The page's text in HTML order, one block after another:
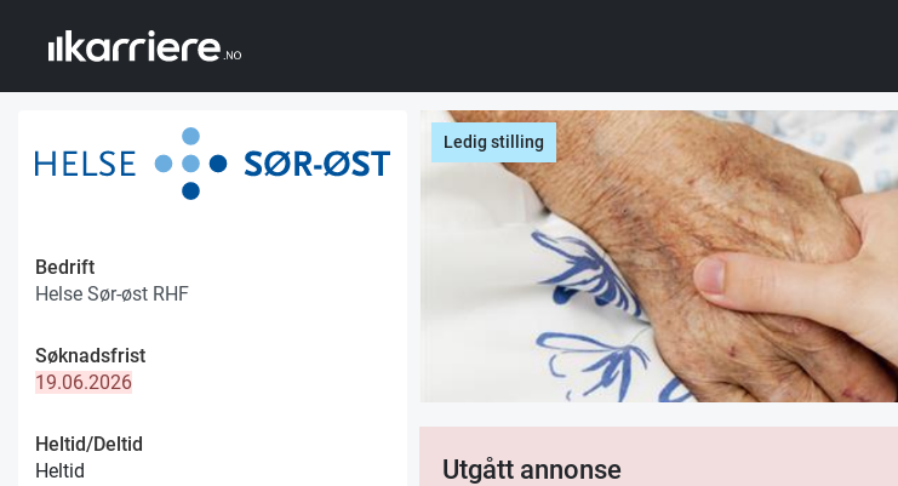
Bedrift
Helse Sør-øst RHF
Søknadsfrist
19.06.2026
Heltid/Deltid
Heltid
Ledig stilling
Utgått annonse